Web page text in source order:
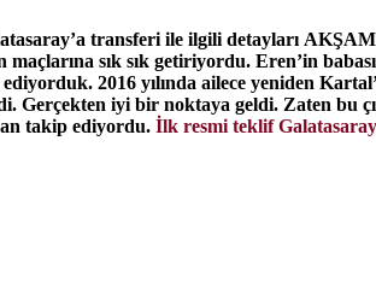
transferi ile ilgili detayları
maçlarına sık sık getiriyordu. Eren’in
2016 yılında ailece yeniden
iyi bir noktaya geldi. Zaten bu
takip ediyordu. İlk resmi teklif